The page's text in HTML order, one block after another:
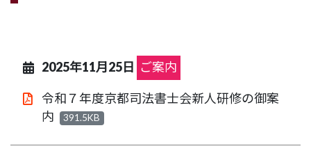
2025年11月25日 ご案内
令和７年度京都司法書士会新人研修の御案
内
391.5KB